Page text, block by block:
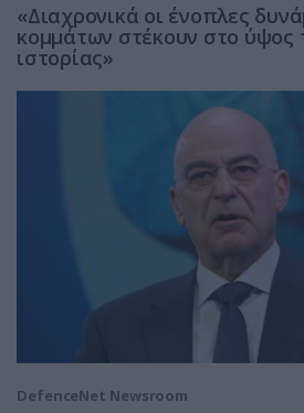
«Διαχρονικά οι ένοπλες
κομμάτων στέκουν στο ύψος
ιστορίας»
DefenceNet Newsroom